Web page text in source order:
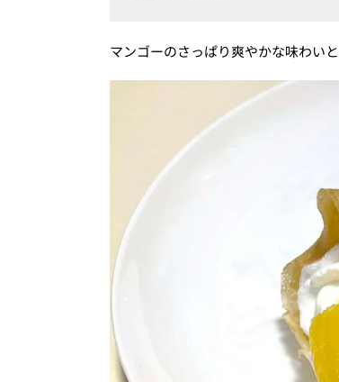
マンゴーのさっぱり爽やかな味わい